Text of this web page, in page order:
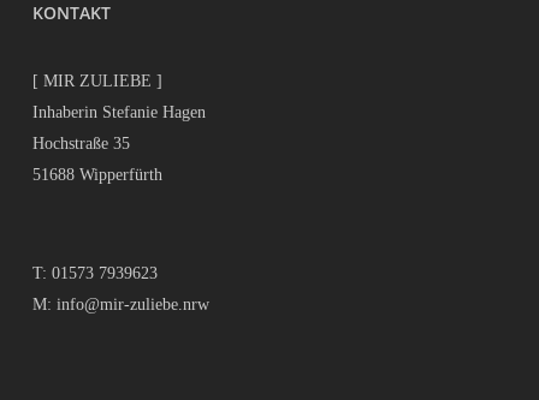
KONTAKT
[ MIR ZULIEBE ]
Inhaberin Stefanie Hagen
Hochstraße 35
51688 Wipperfürth
T: 01573 7939623
M: info@mir-zuliebe.nrw